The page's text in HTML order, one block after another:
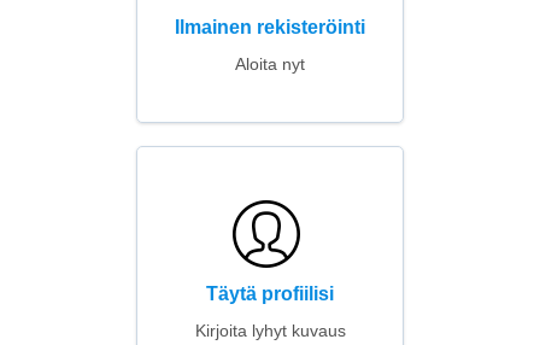
Ilmainen rekisteröinti
Aloita nyt
Täytä profiilisi
Kirjoita lyhyt kuvaus